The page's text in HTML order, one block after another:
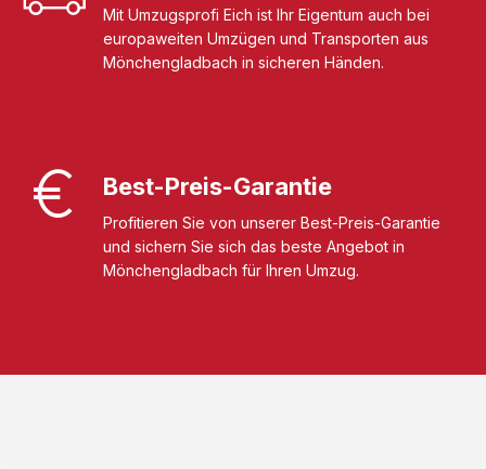
Mit Umzugsprofi Eich ist Ihr Eigentum auch bei
europaweiten Umzügen und Transporten aus
Mönchengladbach in sicheren Händen.
Best-Preis-Garantie
Profitieren Sie von unserer Best-Preis-Garantie
und sichern Sie sich das beste Angebot in
Mönchengladbach für Ihren Umzug.